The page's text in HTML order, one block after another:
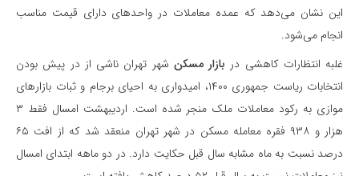
این نشان می‌دهد که عمده معاملات در واحدهای دارای قیمت مناسب
انجام می‌شود.
غلبه انتظارات کاهشی در بازار مسکن شهر تهران ناشی از در پیش بودن
انتخابات
ریاست جمهوری ۱۴۰۰، امیدواری به احیای برجام و ثبات بازارهای
موازی به رکود معاملات ملک منجر شده است. اردیبهشت امسال فقط ۳
هزار و ۹۳۸ فقره معامله مسکن در شهر تهران منعقد شد که از افت ۶۵
درصد نسبت به ماه مشابه سال قبل حکایت دارد. در دو ماهه ابتدای امسال